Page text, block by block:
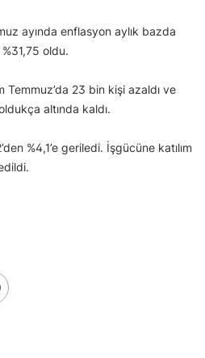
ayında enflasyon aylık bazda
oldu.
Temmuz’da 23 bin kişi azaldı ve
altında kaldı.
%4,1’e geriledi. İşgücüne katılım